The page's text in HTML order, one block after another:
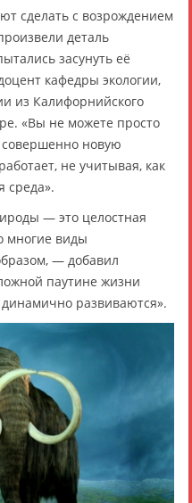
сделать с возрождением
деталь
засунуть её
кафедры экологии,
из Калифорнийского
«Вы не можете просто
совершенно новую
не учитывая, как
среда».
— это целостная
многие виды
— добавил
паутине жизни
развиваются».